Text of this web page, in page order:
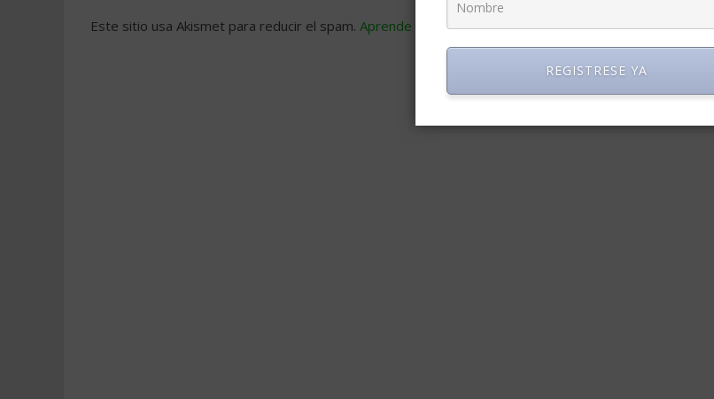
Este sitio usa Akismet para reducir el spam. Aprende cómo se procesan los datos de tus comentarios.
REGISTRESE YA